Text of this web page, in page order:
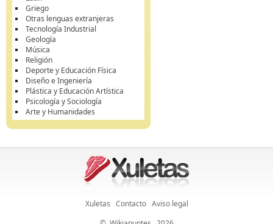
Griego
Otras lenguas extranjeras
Tecnología Industrial
Geología
Música
Religión
Deporte y Educación Física
Diseño e Ingeniería
Plástica y Educación Artística
Psicología y Sociología
Arte y Humanidades
Xuletas Contacto Aviso legal